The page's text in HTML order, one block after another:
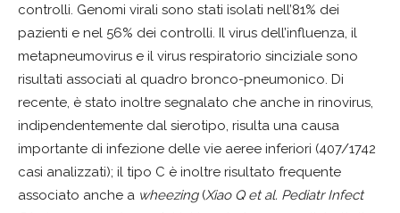
controlli. Genomi virali sono stati isolati nell’81% dei
pazienti e nel 56% dei controlli. Il virus dell’influenza, il
metapneumovirus e il virus respiratorio sinciziale sono
risultati associati al quadro bronco-pneumonico. Di
recente, è stato inoltre segnalato che anche in rinovirus,
indipendentemente dal sierotipo, risulta una causa
importante di infezione delle vie aeree inferiori (407/1742
casi analizzati); il tipo C è inoltre risultato frequente
associato anche a wheezing(Xiao Q et al. Pediatr Infect